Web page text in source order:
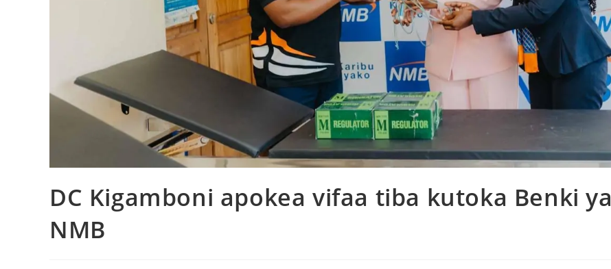
DC Kigamboni apokea vifaa tiba kutoka Benki ya
NMB